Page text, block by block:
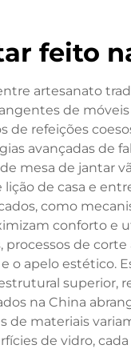
feito
artesanato
de
refeições
avançadas de
mesa de jantar
de casa e
como
conforto e
de
apelo estético.
superior,
na China
materiais
de vidro,